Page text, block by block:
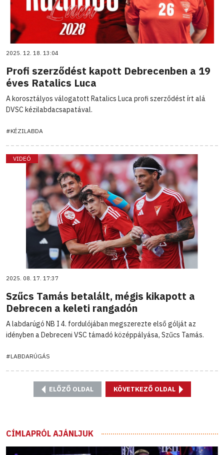
2025. 12. 18. 13:04
Profi szerződést kapott Debrecenben a 19
éves Ratalics Luca
A korosztályos válogatott Ratalics Luca profi szerződést írt alá
DVSC kézilabdacsapatával.
#KÉZILABDA
VIDEÓ
2025. 08. 17. 17:37
Szűcs Tamás betalált, mégis kikapott a
Debrecen a keleti rangadón
A labdarúgó NB I 4. fordulójában megszerezte első gólját az
idényben a Debreceni VSC támadó középpályása, Szűcs Tamás.
#LABDARÚGÁS
ELŐZŐ OLDAL KÖVETKEZŐ OLDAL
CÍMLAPRÓL AJÁNLJUK